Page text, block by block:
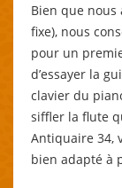
Bien que nous
fixe), nous
pour un
d’essayer la
clavier du
siffler la flute
Antiquaire 34,
bien adapté à